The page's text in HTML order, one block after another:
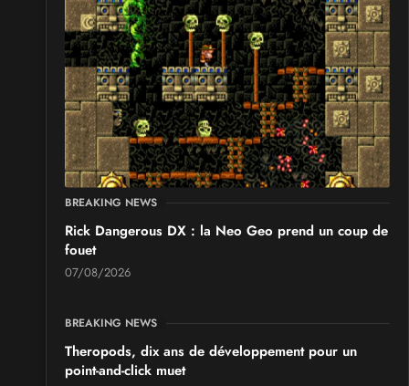
GeekNIID 2026
les 19 et 20 septembre 2026 - à Grigny
SALONS & CONVENTIONS GEEKS
Japan Manga Wave Colmar 2026
les 19 et 20 septembre 2026 - à Colmar
BREAKING NEWS
Rick Dangerous DX : la Neo Geo prend un coup de
fouet
07/08/2026
BREAKING NEWS
Theropods, dix ans de développement pour un
point-and-click muet